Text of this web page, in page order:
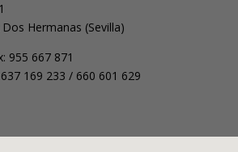
Hermanas (Sevilla)
955 667 871
169 233 / 660 601 629